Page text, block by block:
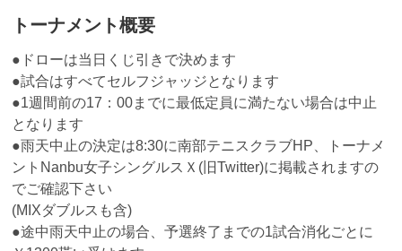
トーナメント概要
●ドローは当日くじ引きで決めます
●試合はすべてセルフジャッジとなります
●1週間前の17：00までに最低定員に満たない場合は中止
となります
●雨天中止の決定は8:30に南部テニスクラブHP、トーナメ
ントNanbu女子シングルスＸ(旧Twitter)に掲載されますの
でご確認下さい
(MIXダブルスも含)
●途中雨天中止の場合、予選終了までの1試合消化ごとに